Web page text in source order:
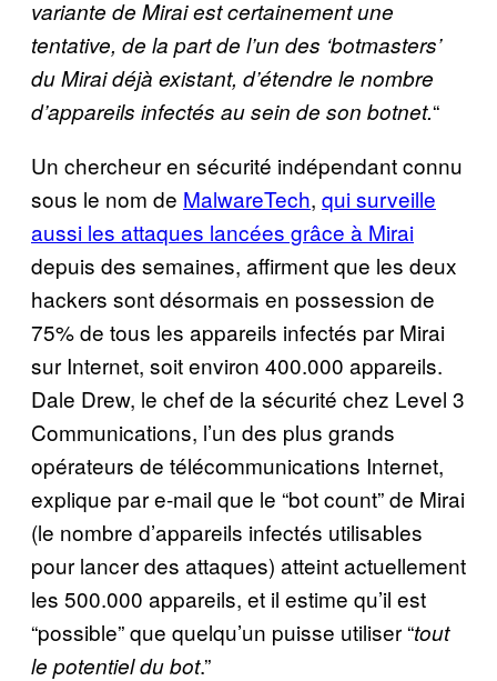
variante de Mirai est certainement une
tentative, de la part de l’un des ‘botmasters’
du Mirai déjà existant, d’étendre le nombre
d’appareils infectés au sein de son botnet.“
Un chercheur en sécurité indépendant connu
sous le nom de MalwareTech, qui surveille
aussi les attaques lancées grâce à Mirai
depuis des semaines, affirment que les deux
hackers sont désormais en possession de
75% de tous les appareils infectés par Mirai
sur Internet, soit environ 400.000 appareils.
Dale Drew, le chef de la sécurité chez Level 3
Communications, l’un des plus grands
opérateurs de télécommunications Internet,
explique par e-mail que le “bot count” de Mirai
(le nombre d’appareils infectés utilisables
pour lancer des attaques) atteint actuellement
les 500.000 appareils, et il estime qu’il est
“possible” que quelqu’un puisse utiliser “tout
le potentiel du bot.”